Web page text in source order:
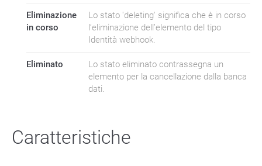
Eliminazione
in corso
Lo stato 'deleting' significa che è in corso
l’eliminazione dell’elemento del tipo
Identità webhook.
Eliminato
Lo stato eliminato contrassegna un
elemento per la cancellazione dalla banca
dati.
Caratteristiche